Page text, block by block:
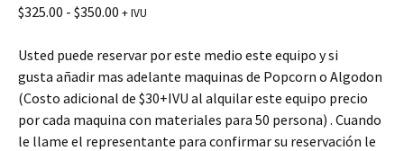
$325.00 - $350.00 Rango
precios:
desde
$325.00
hasta
$350.00
+ IVU
Usted puede reservar por este medio este equipo y si
gusta añadir mas adelante maquinas de Popcorn o Algodon
(Costo adicional de $30+IVU al alquilar este equipo precio
por cada maquina con materiales para 50 persona) . Cuando
le llame el representante para confirmar su reservación le